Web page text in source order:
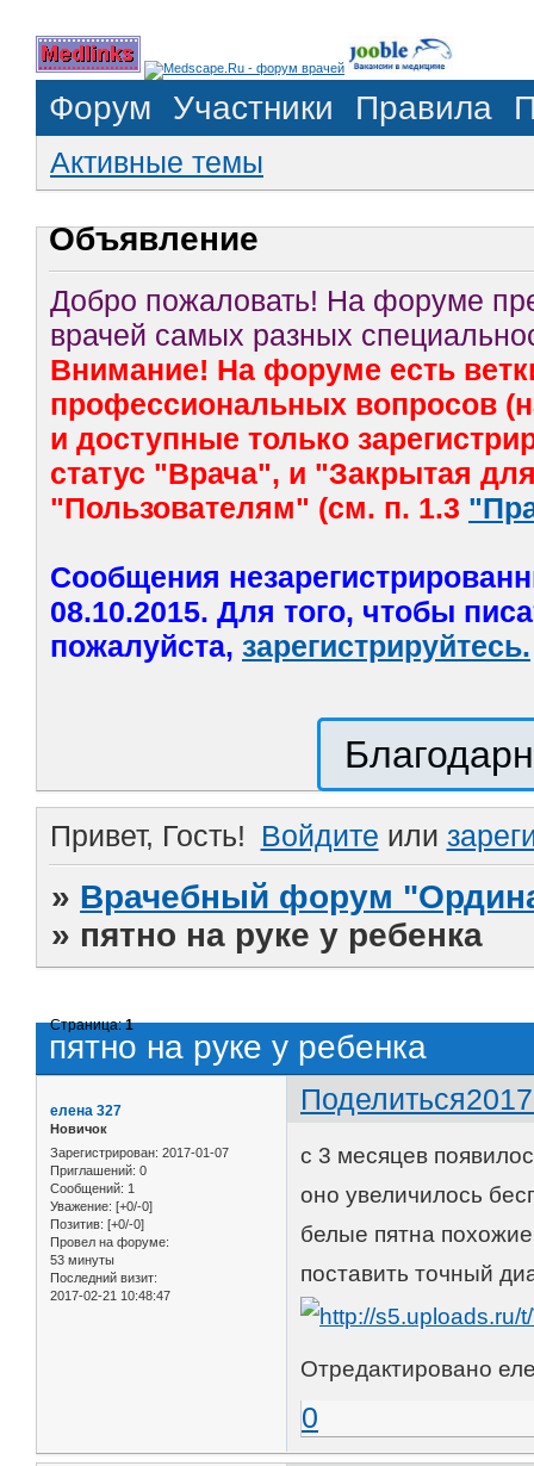
Форум Участники Правила
Активные темы
Объявление
Добро пожаловать! На форуме
врачей самых разных
Внимание! На форуме есть
профессиональных вопросов
и доступные только
статус "Врача", и "Закрытая
"Пользователям" (см. п. 1.3
Сообщения
08.10.2015. Для того, чтобы
пожалуйста, зарегистрируйтесь.
Привет, Гость! Войдите или
» Врачебный форум
» пятно на руке у ребенка
пятно на руке у ребенка
Страница:1
Поделиться
елена 327
Новичок
Зарегистрирован: 2017-01-07
Приглашений: 0
Сообщений: 1
Уважение: [+0/-0]
Позитив: [+0/-0]
Провел на форуме:
53 минуты
Последний визит:
2017-02-21 10:48:47
с 3 месяцев
оно увеличилось
белые пятна
поставить точный
Отредактировано
0